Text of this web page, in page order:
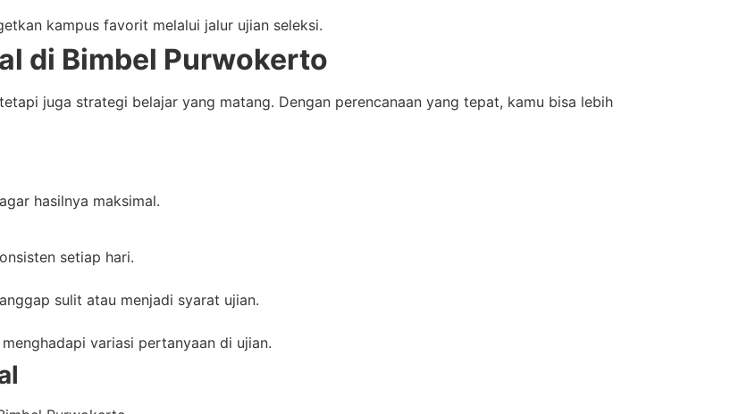
kampus favorit melalui jalur ujian seleksi.
di Bimbel Purwokerto
juga strategi belajar yang matang. Dengan perencanaan yang tepat, kamu bisa lebih
hasilnya maksimal.
setiap hari.
sulit atau menjadi syarat ujian.
variasi pertanyaan di ujian.